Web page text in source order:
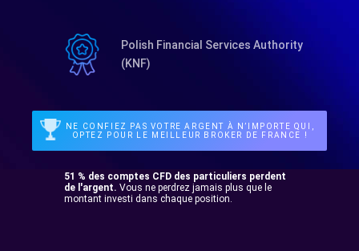
Polish Financial Services Authority
(KNF)
NE CONFIEZ PAS VOTRE ARGENT À N’IMPORTE QUI,
OPTEZ POUR LE MEILLEUR BROKER DE FRANCE !
51 % des comptes CFD des particuliers perdent
de l'argent. Vous ne perdrez jamais plus que le
montant investi dans chaque position.